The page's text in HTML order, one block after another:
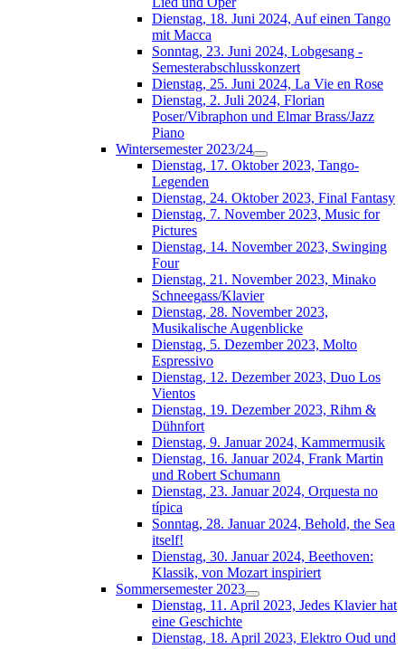
Dienstag, 18. Juni 2024, Auf einen Tango
mit Macca
Sonntag, 23. Juni 2024, Lobgesang -
Semesterabschlusskonzert
Dienstag, 25. Juni 2024, La Vie en Rose
Dienstag, 2. Juli 2024, Florian
Poser/Vibraphon und Elmar Brass/Jazz
Piano
Wintersemester 2023/24
Dienstag, 17. Oktober 2023, Tango-
Legenden
Dienstag, 24. Oktober 2023, Final Fantasy
Dienstag, 7. November 2023, Music for
Pictures
Dienstag, 14. November 2023, Swinging
Four
Dienstag, 21. November 2023, Minako
Schneegass/Klavier
Dienstag, 28. November 2023,
Musikalische Augenblicke
Dienstag, 5. Dezember 2023, Molto
Espressivo
Dienstag, 12. Dezember 2023, Duo Los
Vientos
Dienstag, 19. Dezember 2023, Rihm &
Dühnfort
Dienstag, 9. Januar 2024, Kammermusik
Dienstag, 16. Januar 2024, Frank Martin
und Robert Schumann
Dienstag, 23. Januar 2024, Orquesta no
típica
Sonntag, 28. Januar 2024, Behold, the Sea
itself!
Dienstag, 30. Januar 2024, Beethoven:
Klassik, von Mozart inspiriert
Sommersemester 2023
Dienstag, 11. April 2023, Jedes Klavier hat
eine Geschichte
Dienstag, 18. April 2023, Elektro Oud und